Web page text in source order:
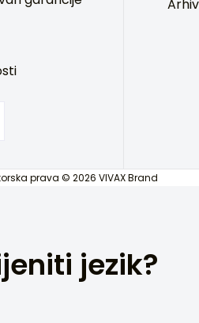
prava © 2026 VIVAX Brand
jezik?